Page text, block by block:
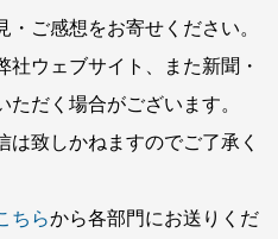
ご感想をお寄せください。
ウェブサイト、また新聞・
だく場合がございます。
致しかねますのでご了承く
ちらから各部門にお送りくだ